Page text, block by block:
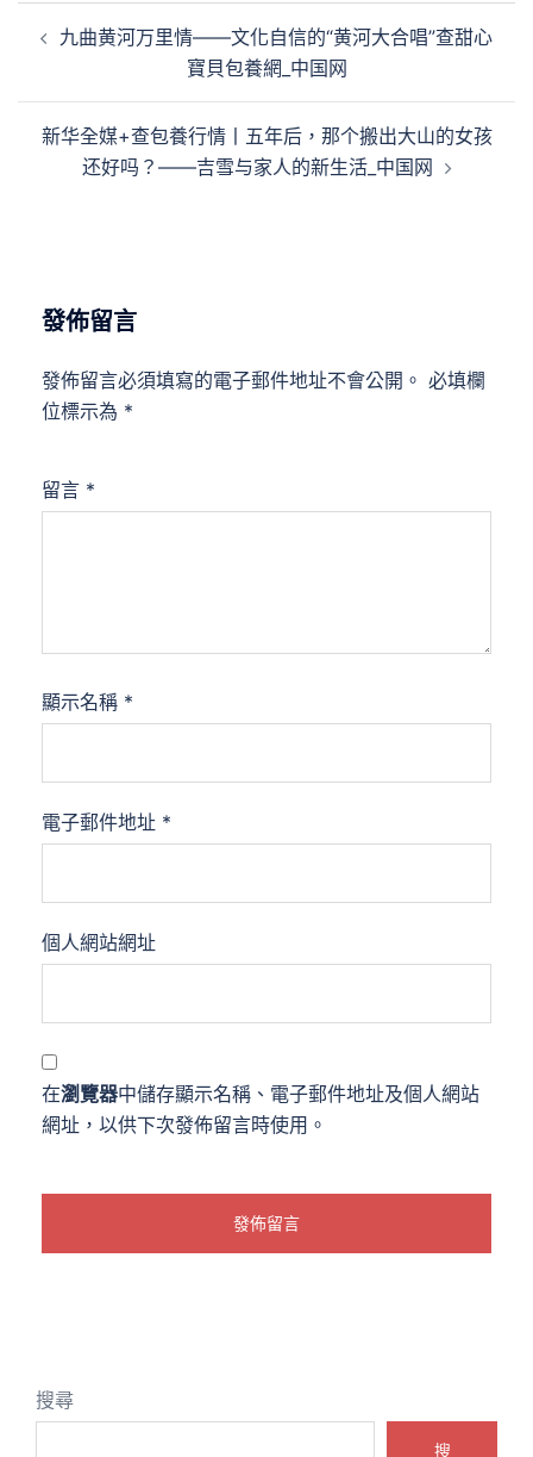
章
九曲黄河万里情——文化自信的“黄河大合唱”查甜心
寶貝包養網_中国网
新华全媒+查包養行情丨五年后，那个搬出大山的女孩
还好吗？——吉雪与家人的新生活_中国网
發佈留言
發佈留言必須填寫的電子郵件地址不會公開。 必填欄
位標示為 *
留言 *
顯示名稱 *
電子郵件地址 *
個人網站網址
在瀏覽器中儲存顯示名稱、電子郵件地址及個人網站
網址，以供下次發佈留言時使用。
搜尋
搜